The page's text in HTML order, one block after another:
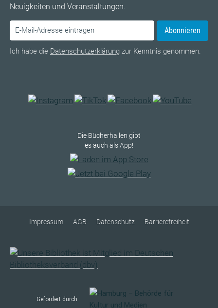
Neuigkeiten und Veranstaltungen.
Abonnieren
Ich habe die Datenschutzerklärung zur Kenntnis genommen.
Die Bücherhallen gibt
es auch als App!
Impressum AGB Datenschutz Barrierefreiheit
Gefördert durch